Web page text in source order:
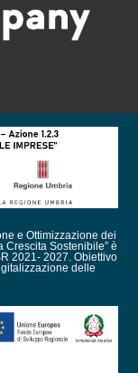
e Ottimizzazione dei
Crescita Sostenibile” è
2021- 2027. Obiettivo
delle